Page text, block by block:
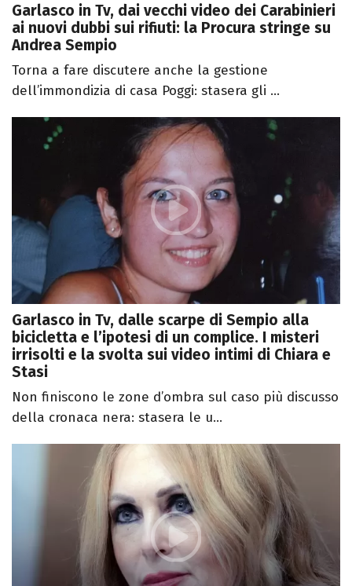
Garlasco in Tv, dai vecchi video dei Carabinieri
ai nuovi dubbi sui rifiuti: la Procura stringe su
Andrea Sempio
Torna a fare discutere anche la gestione
dell’immondizia di casa Poggi: stasera gli ...
Garlasco in Tv, dalle scarpe di Sempio alla
bicicletta e l’ipotesi di un complice. I misteri
irrisolti e la svolta sui video intimi di Chiara e
Stasi
Non finiscono le zone d’ombra sul caso più discusso
della cronaca nera: stasera le u...